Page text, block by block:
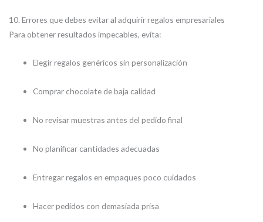
10. Errores que debes evitar al adquirir regalos empresariales
Para obtener resultados impecables, evita:
Elegir regalos genéricos sin personalización
Comprar chocolate de baja calidad
No revisar muestras antes del pedido final
No planificar cantidades adecuadas
Entregar regalos en empaques poco cuidados
Hacer pedidos con demasiada prisa